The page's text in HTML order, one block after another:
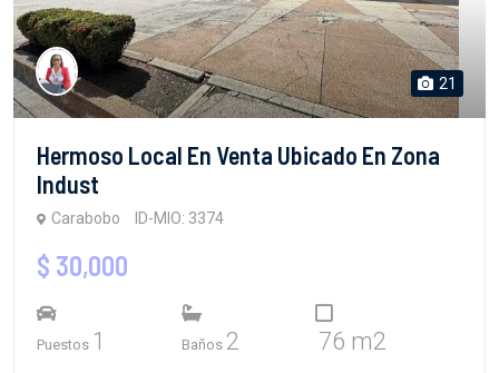
21
Hermoso Local En Venta Ubicado En Zona
Indust
Carabobo ID-MIO: 3374
$ 30,000
Puestos 1 Baños 2 76 m2